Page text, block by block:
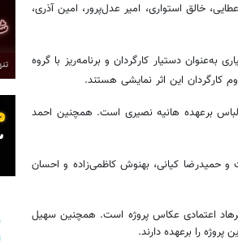
خالق استواری، امیر عدل‌پرور، امین آذری،
دستیار کارگردان و برنامه‌ریز با گروه
کارگردان این اثر نمایشی هستند.
برعهده هانیه نصیری است. همچنین احمد
کیانی، بهنوش کاظمی‌زاده و احسان
اعتمادی عکاس پروژه است. همچنین سهیل
را برعهده دارند.